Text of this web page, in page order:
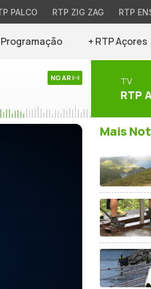
PALCO RTP ZIG ZAG RTP
Programação + RTP Açores
NO AR TV
RTP
Mais